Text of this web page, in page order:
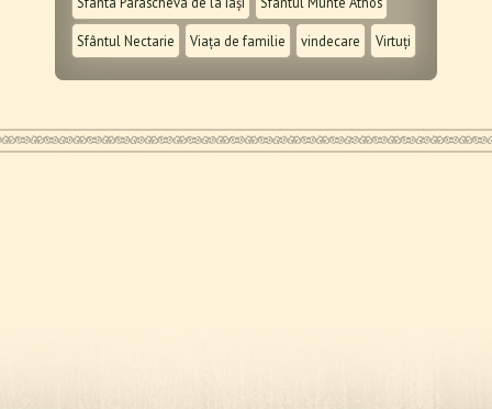
Sfântul Nectarie Viața de familie vindecare Virtuți